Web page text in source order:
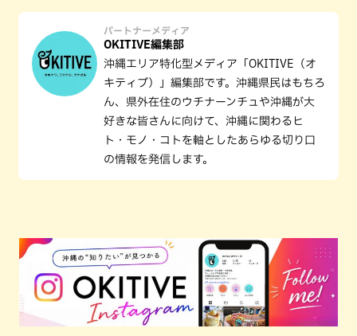
パートナーメディア
OKITIVE編集部
沖縄エリア特化型メディア「OKITIVE（オ
キティブ）」編集部です。沖縄県民はもちろ
ん、県外在住のウチナーンチュや沖縄が大
好きな皆さんに向けて、沖縄に関わるヒ
ト・モノ・コトを軸としたあらゆる切り口
の情報を発信します。